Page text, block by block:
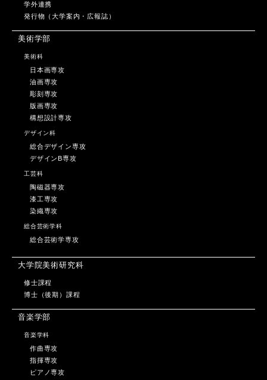
学外連携
発行物（大学案内・広報誌）
美術学部
美術科
日本画専攻
油画専攻
彫刻専攻
版画専攻
構想設計専攻
デザイン科
総合デザイン専攻
デザインB専攻
工芸科
陶磁器専攻
漆工専攻
染織専攻
総合芸術学科
総合芸術学専攻
大学院美術研究科
修士課程
博士（後期）課程
音楽学部
音楽学科
作曲専攻
指揮専攻
ピアノ専攻